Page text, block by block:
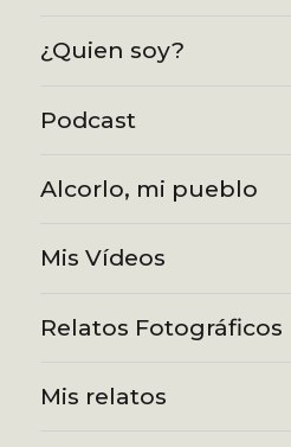
¿Quien soy?
Podcast
Alcorlo, mi pueblo
Mis Vídeos
Relatos Fotográficos
Mis relatos